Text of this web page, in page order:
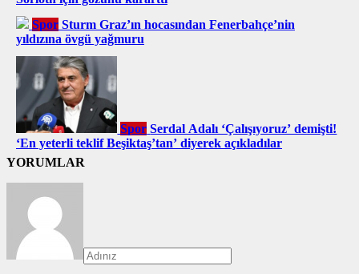
Spor Sturm Graz’ın hocasından Fenerbahçe’nin
yıldızına övgü yağmuru
Spor Serdal Adalı ‘Çalışıyoruz’ demişti!
‘En yeterli teklif Beşiktaş’tan’ diyerek açıkladılar
YORUMLAR